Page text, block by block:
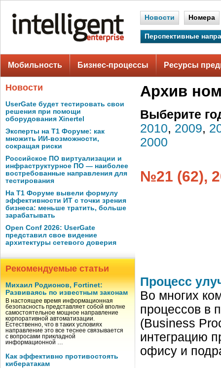
Новости Номера
Перспективные
Мобильность Бизнес-процессы Ресурсы
Новости
UserGate будет тестировать свои
решения при помощи
оборудования Xinertel
Эксперты на Т1 Форуме: как
множить ИИ-возможности,
сокращая риски
Российское ПО виртуализации и
инфраструктурное ПО — наиболее
востребованные направления для
тестирования
На Т1 Форуме вывели формулу
эффективности ИТ с точки зрения
бизнеса: меньше тратить, больше
зарабатывать
Open Conf 2026: UserGate
представил свое видение
архитектуры сетевого доверия
Рекомендуемые статьи
Михаил Родионов, Fortinet:
Развиваясь по известным законам
В настоящее время информационная
безопасность представляет собой вполне
самостоятельное мощное направление
корпоративной автоматизации.
Естественно, что в таких условиях
направление это все теснее связывается
с вопросами прикладной
информационной …
Как эффективно противостоять
кибератакам
Архив
Выберите
2010, 2009,
2000
№21 (62),
Процесс
Во многих
процессов в
(Business
интеграцию
офису и